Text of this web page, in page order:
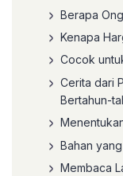
Berapa
Kenapa
Cocok
Cerita dari
Bertahun-
Bahan
Membaca